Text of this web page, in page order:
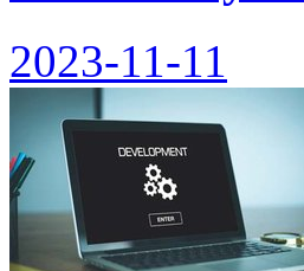
2023-11-11